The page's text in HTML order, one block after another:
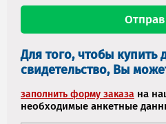
Для того, чтобы купить
свидетельство, Вы
заполнить форму заказа на
необходимые анкетные